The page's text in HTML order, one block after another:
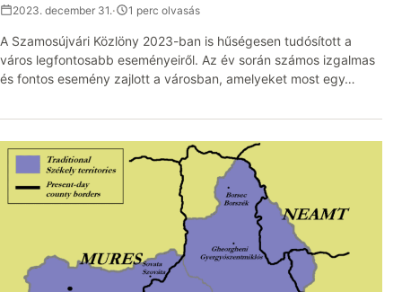
2023. december 31.· 1 perc olvasás
A Szamosújvári Közlöny 2023-ban is hűségesen tudósított a
város legfontosabb eseményeiről. Az év során számos izgalmas
és fontos esemény zajlott a városban, amelyeket most egy…